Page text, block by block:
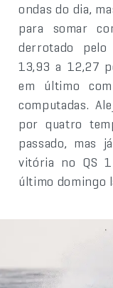
ondas do dia,
para somar
derrotado
13,93 a 12,27
em último
computadas.
por quatro
passado, mas
vitória no QS
último domingo